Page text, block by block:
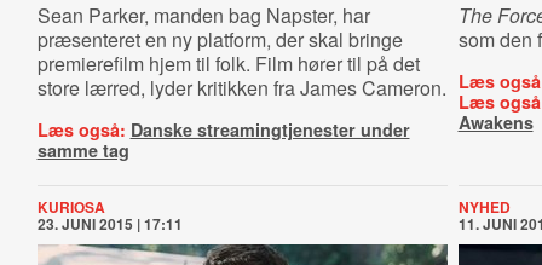
Sean Parker, manden bag Napster, har
præsenteret en ny platform, der skal bringe
premierefilm hjem til folk. Film hører til på det
store lærred, lyder kritikken fra James Cameron.
Læs også: Danske streamingtjenester under
samme tag
The
som den
Læs
Læs
Awakens
KURIOSA
23. JUNI 2015 | 17:11
NYHED
11. JUNI